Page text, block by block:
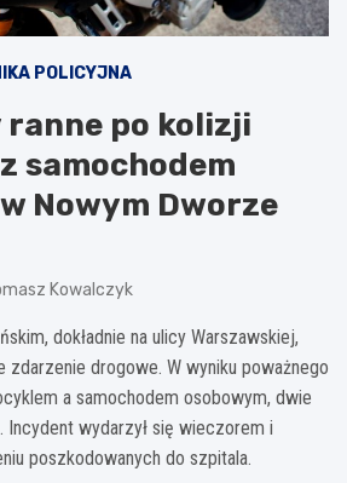
POLICYJNA
ranne po kolizji
samochodem
Nowym Dworze
Kowalczyk
dokładnie na ulicy Warszawskiej,
zdarzenie drogowe. W wyniku poważnego
a samochodem osobowym, dwie
Incydent wydarzył się wieczorem i
poszkodowanych do szpitala.